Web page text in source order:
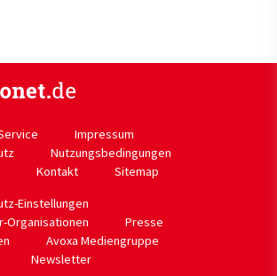
Impressum
Nutzungsbedingungen
Kontakt
Sitemap
Einstellungen
Organisationen
Presse
Avoxa Mediengruppe
Newsletter